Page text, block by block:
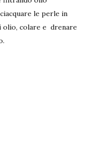
le perle in
olio, colare e drenare